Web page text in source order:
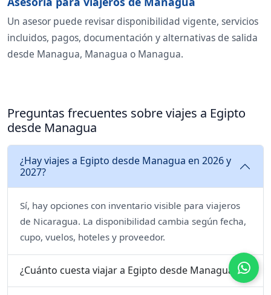
Un asesor puede revisar disponibilidad vigente, servicios
incluidos, pagos, documentación y alternativas de salida
desde Managua, Managua o Managua.
Preguntas frecuentes sobre viajes a Egipto
desde Managua
¿Hay viajes a Egipto desde Managua en 2026 y
2027?
Sí, hay opciones con inventario visible para viajeros
de Nicaragua. La disponibilidad cambia según fecha,
cupo, vuelos, hoteles y proveedor.
¿Cuánto cuesta viajar a Egipto desde Managua?